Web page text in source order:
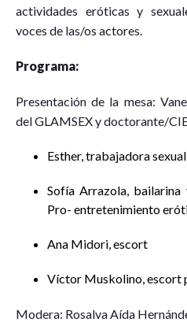
actividades eróticas y
voces de las/os actores.
Programa:
Presentación de la mesa:
del GLAMSEX y doctorante/
Esther, trabajadora
Sofía Arrazola,
Pro- entretenimiento
Ana Midori, escort
Víctor Muskolino, escort
Modera: Rosalva Aída